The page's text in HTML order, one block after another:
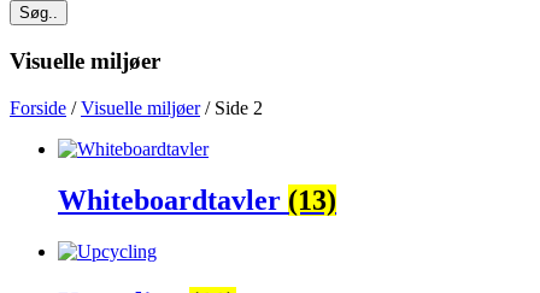
Søg..
Visuelle miljøer
Forside /Visuelle miljøer/ Side 2
Whiteboardtavler (13)